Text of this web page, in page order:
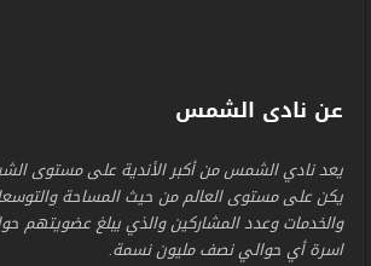
عن نادى الشمس
يعد نادي الشمس من أكبر الأندية على مستوى
يكن على مستوى العالم من حيث المساحة
اسرة أي حوالي نصف مليون نسمة.